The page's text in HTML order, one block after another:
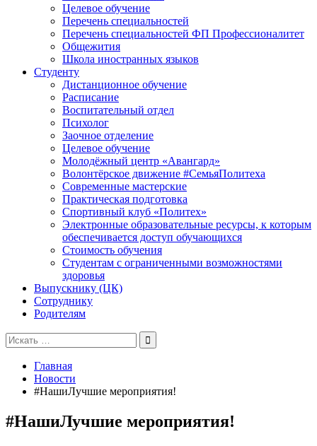
Целевое обучение
Перечень специальностей
Перечень специальностей ФП Профессионалитет
Общежития
Школа иностранных языков
Студенту
Дистанционное обучение
Расписание
Воспитательный отдел
Психолог
Заочное отделение
Целевое обучение
Молодёжный центр «Авангард»
Волонтёрское движение #СемьяПолитеха
Современные мастерские
Практическая подготовка
Спортивный клуб «Политех»
Электронные образовательные ресурсы, к которым
обеспечивается доступ обучающихся
Стоимость обучения
Студентам с ограниченными возможностями
здоровья
Выпускнику (ЦК)
Сотруднику
Родителям
Поиск
для:
Главная
Новости
#НашиЛучшие мероприятия!
#НашиЛучшие мероприятия!